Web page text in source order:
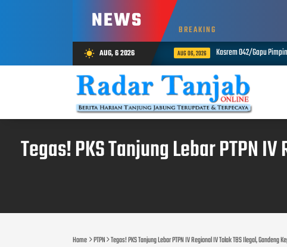
NEWS BREAKING
wb_sunny AUG, 6 2026
Bintara Polri, Dua Personel Diamankan AUG 06, 2026 Kasrem 042/Gapu
Tegas! PKS Tanjung Lebar PTPN
Home PTPN Tegas! PKS Tanjung Lebar PTPN IV Regional IV Tolak TBS Ilegal, Gandeng